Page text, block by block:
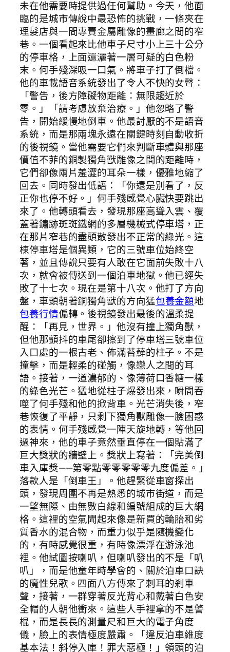
未在他需要時提供過任何幫助。今天，他面
臨的是城市傳說中最恐怖的挑戰，一條夾在
理髮店與一間專賣金屬雕像的畫廊之間的窄
巷。一個看起來比他車子尺寸小上三十公分
的停車格，上面還灑著一層可疑的白色粉
末。何手殘深吸一口氣。將車子打了倒檔。
他的車載語音系統發出了令人不快的女聲：
「警告，後方障礙物距離：無限趨近於
零。」「請考慮放棄治療。」他忽略了警
告，開始緩慢地倒車。他最討厭的不是語音
系統，而是那兩塊永遠在關鍵時刻自動收折
的後視鏡。當他需要它們來判斷車體與那座
價值不菲的銅製獨角獸雕像之間的距離時，
它們卻像兩片羞澀的耳朵一樣，優雅地縮了
回去。同時發出低語：「你還是別看了，反
正你也停不好。」何手殘感覺心臟快要跳出
來了。他轉頭看去，發現那座高聳入雲、覆
蓋著鏽跡斑斑鐵網的多層機械式停車塔，正
在那片窄巷的盡頭散發出不正常的綠光。這
棟停車塔是個異類，它的三號車位始終空
著，並且傳說只要有人敢在它面前失敗十八
次，就會被傳送到一個泊車地獄。他已經失
敗了十七次。現在是第十八次。他打了方向
盤，車頭朝著銅獨角獸的方向猛包養金額地
包養行情偏轉。後視鏡發出最後的溫柔提
醒：「再見，世界。」他沒有撞上獨角獸，
但他那顫抖的車尾卻擦到了停車塔三號車位
入口處的一根古老、佈滿苔蘚的柱子。不是
撞擊，而是輕柔的碰觸，像戀人之間的耳
語。接著，一道濃郁的、像薄荷口香糖一樣
的綠色光芒。猛地從柱子爆發出來，瞬間吞
噬了何手殘和他的掀背車。光芒消失後，窄
巷恢復了平靜，只剩下獨角獸雕像一臉困惑
的表情。何手殘感覺一陣天旋地轉，等他回
過神來，他的車子竟然垂直停在一個貼滿了
巨大獎狀的牆壁上。獎狀上寫著：「完美倒
車入庫獎——第零點零零零零零九度偏差。」
落款人是「倒車王」。他趕緊從車窗探出
頭，發現周圍不再是熟悉的城市街道，而是
一望無際、由無數白線和編號組成的巨大網
格。這裡的空氣聞起來像是新買的輪胎和劣
質香水的混合物，而重力似乎是隨機變化
的，有時感覺很重，有時像漂浮在游泳池
裡。他試圖按喇叭，但喇叭發出的不是「叭
叭」，而是他童年時學會的、關於泊車口訣
的魔性兒歌。四面八方傳來了刺耳的剎車
聲，接著，一群穿著反光背心和戴著白色安
全帽的人朝他衝來。這些人手裡拿的不是警
棍，而是長長的測量尺和巨大的電子角度
儀，臉上的表情極度嚴肅。「違反泊車維度
基本法！斜停入庫！罪大惡極！」領頭的泊